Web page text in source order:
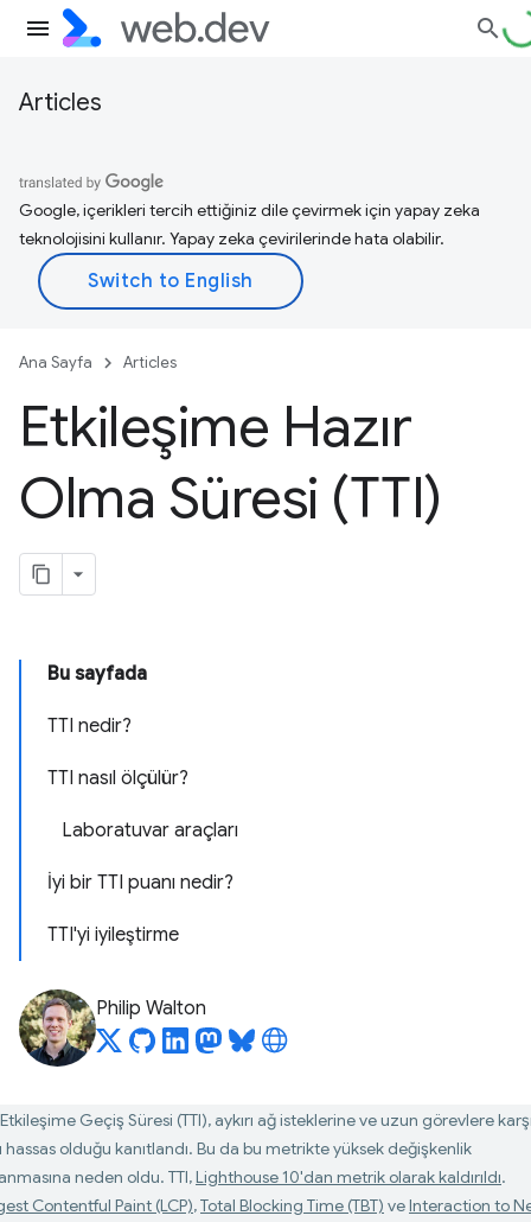
Articles
Google, içerikleri tercih ettiğiniz dile çevirmek için yapay zeka
teknolojisini kullanır. Yapay zeka çevirilerinde hata olabilir.
Ana Sayfa Articles
Etkileşime Hazır
Olma Süresi (TTI)
Bu sayfada
TTI nedir?
TTI nasıl ölçülür?
Laboratuvar araçları
İyi bir TTI puanı nedir?
TTI'yi iyileştirme
Philip Walton
Etkileşime Geçiş Süresi (TTI), aykırı ağ isteklerine ve uzun görevlere
hassas olduğu kanıtlandı. Bu da bu metrikte yüksek değişkenlik
neden oldu. TTI,Lighthouse 10'dan metrik olarak kaldırıldı.
Contentful Paint (LCP),Total Blocking Time (TBT) veInteraction to